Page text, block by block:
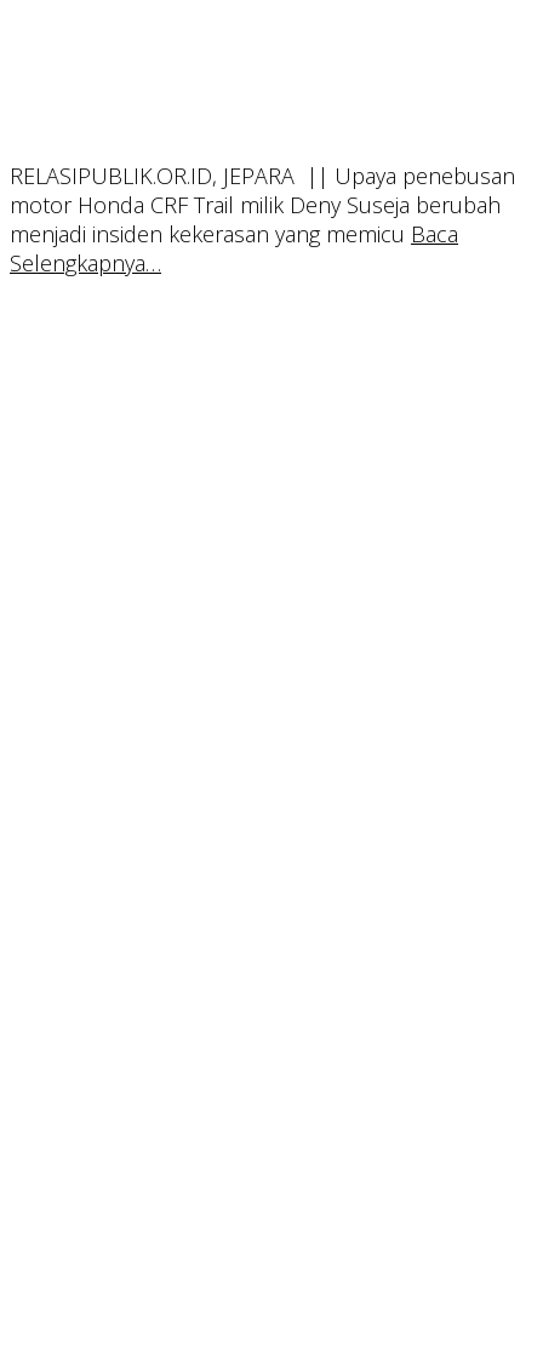
RELASIPUBLIK.OR.ID, JEPARA || Upaya penebusan
motor Honda CRF Trail milik Deny Suseja berubah
menjadi insiden kekerasan yang memicu Baca
Selengkapnya…